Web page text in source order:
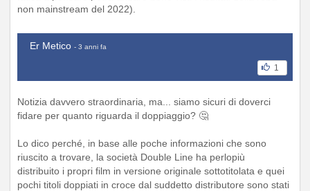
non mainstream del 2022).
Er Metico - 3 anni fa
1
Notizia davvero straordinaria, ma... siamo sicuri di doverci
fidare per quanto riguarda il doppiaggio? 🤔
Lo dico perché, in base alle poche informazioni che sono
riuscito a trovare, la società Double Line ha perlopiù
distribuito i propri film in versione originale sottotitolata e quei
pochi titoli doppiati in croce dal suddetto distributore sono stati